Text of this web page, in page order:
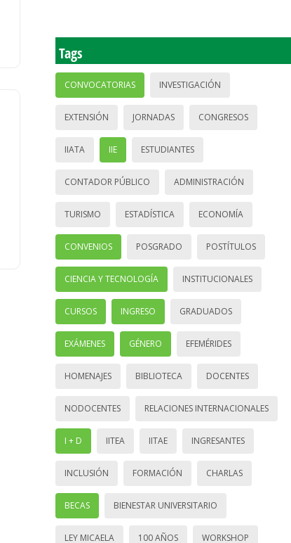
Tags
CONVOCATORIAS INVESTIGACIÓN
EXTENSIÓN JORNADAS CONGRESOS
IIATA IIE ESTUDIANTES
CONTADOR PÚBLICO ADMINISTRACIÓN
TURISMO ESTADÍSTICA ECONOMÍA
CONVENIOS POSGRADO POSTÍTULOS
CIENCIA Y TECNOLOGÍA INSTITUCIONALES
CURSOS INGRESO GRADUADOS
EXÁMENES GÉNERO EFEMÉRIDES
HOMENAJES BIBLIOTECA DOCENTES
NODOCENTES RELACIONES INTERNACIONALES
I + D IITEA IITAE INGRESANTES
INCLUSIÓN FORMACIÓN CHARLAS
BECAS BIENESTAR UNIVERSITARIO
LEY MICAELA 100 AÑOS WORKSHOP